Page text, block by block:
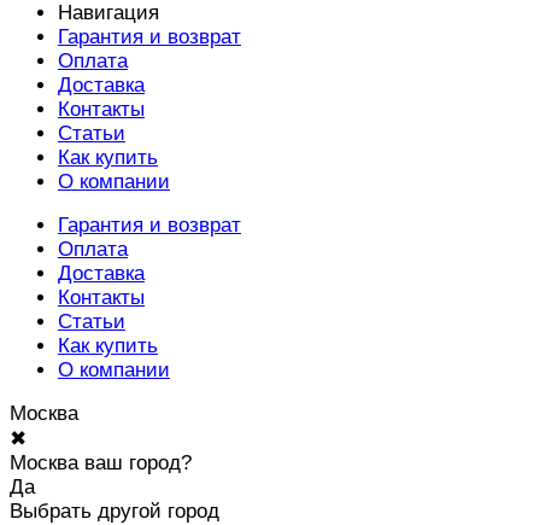
Навигация
Гарантия и возврат
Оплата
Доставка
Контакты
Статьи
Как купить
О компании
Гарантия и возврат
Оплата
Доставка
Контакты
Статьи
Как купить
О компании
Москва
✖
Москва ваш город?
Да
Выбрать другой город